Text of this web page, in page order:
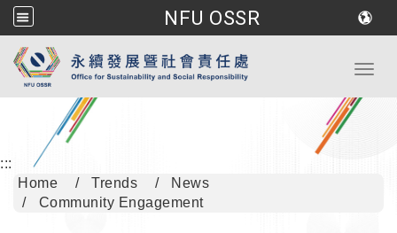
NFU OSSR
Go to main content
:::
Home
Trends
News
Community Engagement